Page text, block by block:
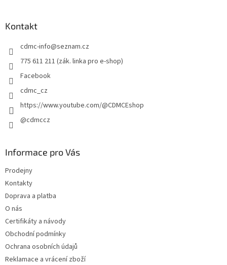
Kontakt
cdmc-info@seznam.cz
775 611 211 (zák. linka pro e-shop)
Facebook
cdmc_cz
https://www.youtube.com/@CDMCEshop
@cdmccz
Informace pro Vás
Prodejny
Kontakty
Doprava a platba
O nás
Certifikáty a návody
Obchodní podmínky
Ochrana osobních údajů
Reklamace a vrácení zboží